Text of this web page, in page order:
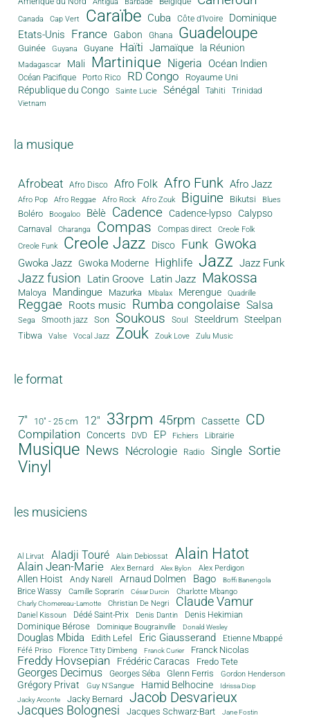
Canada Cap Vert Caraïbe Cuba Côte d'Ivoire
Dominique
Etats-Unis
France Gabon Ghana Guadeloupe
Guinée Guyana Guyane Haïti Jamaïque la Réunion
Madagascar Mali Martinique Nigeria Océan Indien
Océan Pacifique Porto Rico RD Congo Royaume Uni
République du Congo Sainte Lucie Sénégal Tahiti Trinidad
Vietnam
la musique
Afrobeat Afro Disco Afro Folk Afro Funk Afro Jazz
Afro Pop Afro Reggae Afro Rock Afro Zouk Biguine Bikutsi Blues
Boléro Boogaloo Bèlè Cadence Cadence-lypso Calypso
Carnaval Charanga Compas Compas direct
Creole Folk
Creole Funk
Creole Jazz Disco Funk Gwoka
Gwoka Jazz Gwoka Moderne Highlife Jazz Jazz Funk
Jazz fusion Latin Groove Latin Jazz Makossa
Maloya Mandingue Mazurka Mbalax Merengue Quadrille
Reggae Roots music Rumba congolaise Salsa
Sega Smooth jazz Son Soukous Soul Steeldrum Steelpan
Tibwa Valse Vocal Jazz Zouk Zouk Love Zulu Music
le format
7" 10" - 25 cm 12" 33rpm 45rpm Cassette CD
Compilation Concerts DVD EP Fichiers Librairie
Musique News Nécrologie Radio Single Sortie
Vinyl
les musiciens
Al Lirvat Aladji Touré Alain Debiossat Alain Hatot
Alain Jean-Marie Alex Bernard Alex Bylon Alex Perdigon
Allen Hoist Andy Narell Arnaud Dolmen Bago Boffi Banengola
Brice Wassy Camille Sopran'n César Durcin Charlotte Mbango
Charly Chomereau-Lamotte Christian De Negri Claude Vamur
Daniel Kissoun Dédé Saint-Prix Denis Dantin Denis Hekimian
Dominique Bérose Dominique Bougrainville Donald Wesley
Douglas Mbida Edith Lefel Eric Giausserand Etienne Mbappé
Féfé Priso Florence Titty Dimbeng Franck Curier Franck Nicolas
Freddy Hovsepian Frédéric Caracas Fredo Tete
Georges Decimus Georges Séba Glenn Ferris Gordon Henderson
Grégory Privat Guy N'Sangue Hamid Belhocine
Idrissa Diop
Jacky Arconte
Jacky Bernard Jacob Desvarieux
Jacques Bolognesi Jacques Schwarz-Bart Jane Fostin